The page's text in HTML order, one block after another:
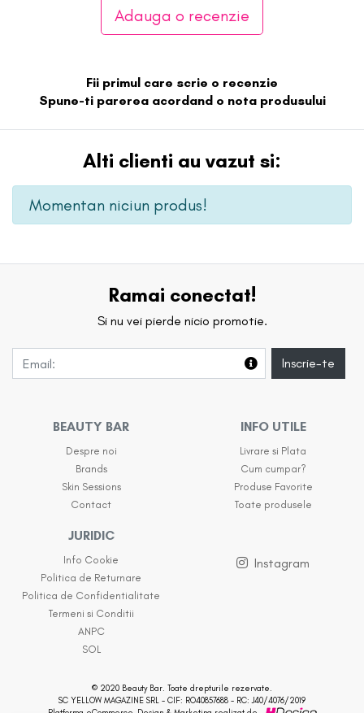
Adauga o recenzie
Fii primul care scrie o recenzie
Spune-ti parerea acordand o nota produsului
Alti clienti au vazut si:
Momentan niciun produs!
Ramai conectat!
Si nu vei pierde nicio promotie.
Inscrie-te
BEAUTY BAR
Despre noi
Brands
Skin Sessions
Contact
INFO UTILE
Livrare si Plata
Cum cumpar?
Produse Favorite
Toate produsele
JURIDIC
Info Cookie
Politica de Returnare
Politica de Confidentialitate
Termeni si Conditii
ANPC
SOL
Instagram
© 2020 Beauty Bar. Toate drepturile rezervate.
SC YELLOW MAGAZINE SRL - CIF: RO40857688 - RC: J40/4076/2019